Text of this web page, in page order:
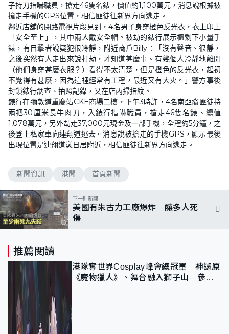
子持刀指嚇職員，搶走46隻名錶，價值約1,100萬元，消息說根據被
搶走手機的GPS位置，相信匪徒往新界方向逃走。
鄰近店舖的閉路電視片段見到，4名男子身穿橙色反光衣，衣上印上
「安全至上」，其中兩人戴安全帽。被劫的錶行展示櫃剩下小量手
錶，有目擊者說疑犯很冷靜，附近商戶Billy：「沒有聲音、很靜，
之後突然有人走出來說打劫，才知道甚麼事。有幾個人冷靜地離開
（他們身穿甚麼衣服？）看得不太清楚，但是橙色的反光衣，起初
不覺得有甚麼，因為這裡經常有工程，最近又有大火。」警方事後
封鎖錶行調查、拍照記錄，又在店內掃指紋。
錶行在彌敦道重慶站CKE商場二樓，下午3時許，4名南亞裔匪徒持
兩把30厘米長牛肉刀，入錶行指嚇職員，搶走46隻名錶、總值
1,078萬元，另外劫走37,000元現金及一部手機，全程約5分鐘，之
後登上私家車向連翔道逃去。消息說被搶走的手機GPS，顯示最後
出現位置是連翔道漾日居附近，相信匪徒往新界方向逃走。
新聞資訊 港聞 首頁新聞
下一則新聞
美國有朱古力工廠爆炸 釀多人死
傷
推薦閱讀
港隊奪世界Cosplay峰會總冠軍 神還原
《魔物獵人》、舞台融入獅子山 參賽